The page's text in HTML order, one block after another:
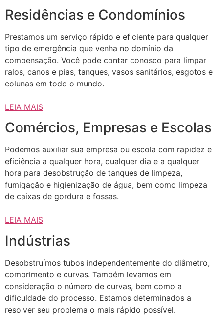
Residências e Condomínios
Prestamos um serviço rápido e eficiente para qualquer
tipo de emergência que venha no domínio da
compensação. Você pode contar conosco para limpar
ralos, canos e pias, tanques, vasos sanitários, esgotos e
colunas em todo o mundo.
LEIA MAIS
Comércios, Empresas e Escolas
Podemos auxiliar sua empresa ou escola com rapidez e
eficiência a qualquer hora, qualquer dia e a qualquer
hora para desobstrução de tanques de limpeza,
fumigação e higienização de água, bem como limpeza
de caixas de gordura e fossas.
LEIA MAIS
Indústrias
Desobstruímos tubos independentemente do diâmetro,
comprimento e curvas. Também levamos em
consideração o número de curvas, bem como a
dificuldade do processo. Estamos determinados a
resolver seu problema o mais rápido possível.